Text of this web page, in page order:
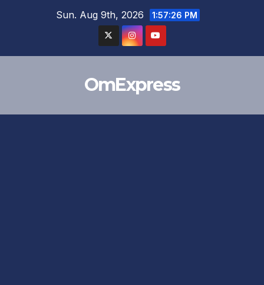
Sun. Aug 9th, 2026 1:57:27 PM
OmExpress